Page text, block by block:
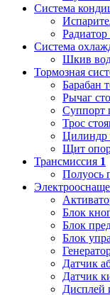
Система
Система
Шкив
Тормозная
Барабан
Рычаг
Суппорт
Трос
Цилиндр
Щит
Трансмиссия 1
Полуось
Блок
Блок
Блок
Датчик
Датчик
Дисплей